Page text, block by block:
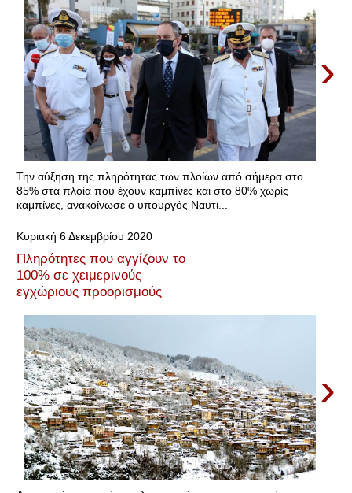
›
Την αύξηση της πληρότητας των πλοίων από σήμερα στο
85% στα πλοία που έχουν καμπίνες και στο 80% χωρίς
καμπίνες, ανακοίνωσε ο υπουργός Ναυτι...
Κυριακή 6 Δεκεμβρίου 2020
Πληρότητες που αγγίζουν το
100% σε χειμερινούς
εγχώριους προορισμούς
›